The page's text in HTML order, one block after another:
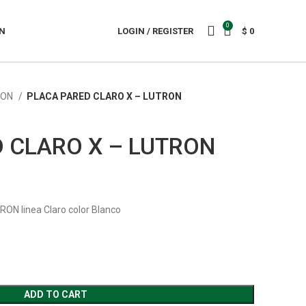
LOGIN / REGISTER
0
$ 0
PLACA PARED CLARO X – LUTRON
CLARO X – LUTRON
linea Claro color Blanco
ADD TO CART